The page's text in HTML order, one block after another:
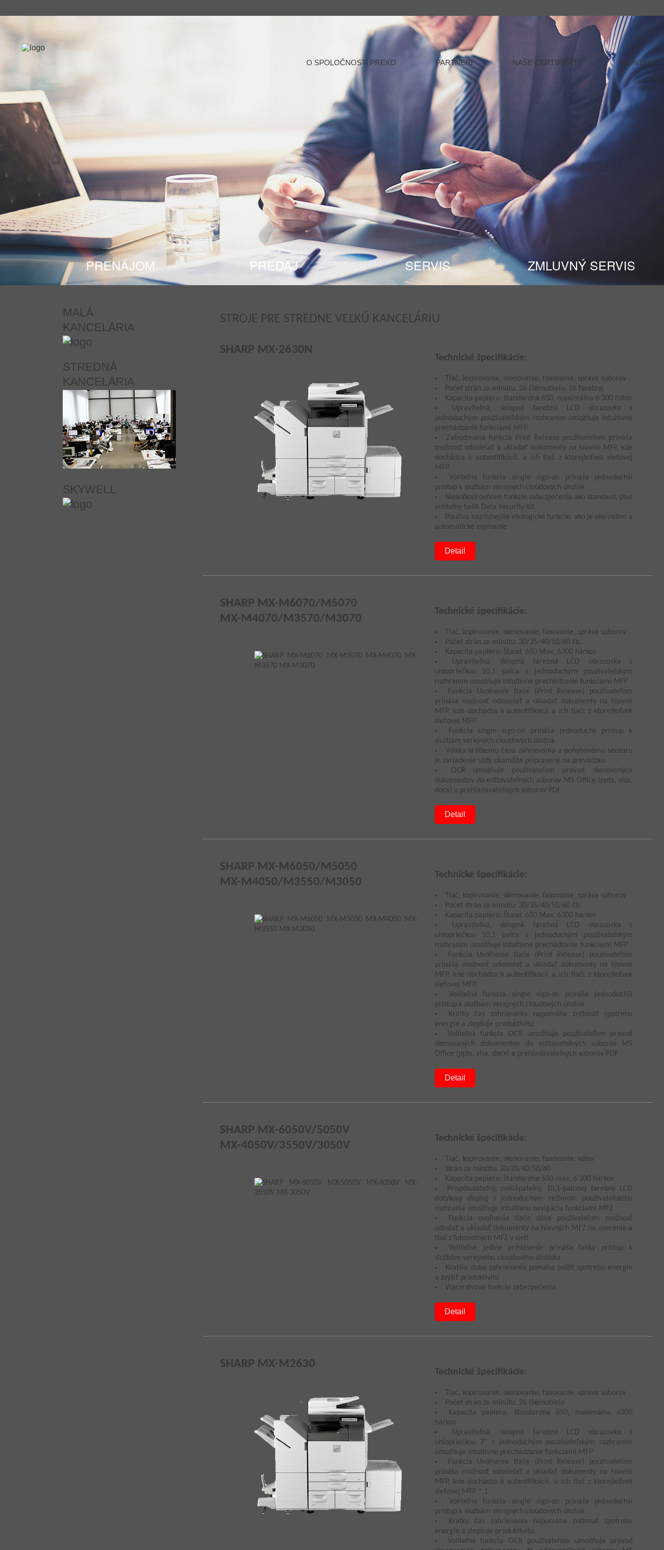
O SPOLOČNOSTI PREKO PARTNERI NAŠE CERTIFIKÁTY KONTAKT
PRENÁJOM PREDAJ SERVIS ZMLUVNÝ SERVIS
MALÁ
KANCELÁRIA
STREDNÁ
KANCELÁRIA
SKYWELL
STROJE PRE STREDNE VEĽKÚ KANCELÁRIU
SHARP MX-2630N
Technické špecifikácie:
Tlač, kopírovanie, skenovanie, faxovanie, správa súborov
Počet strán za minútu: 26 čiernobielo, 26 farebne
Kapacita papiera: štandardná 650, maximálna 6 300 listov
Upraviteľná, sklopná farebná LCD obrazovka s
jednoduchým používateľským rozhraním umožňuje intuitívne
prechádzanie funkciami MFP.
Zabudovaná funkcia Print Release používateľom prináša
možnosť odosielať a ukladať dokumenty na hlavnú MFP, kde
dochádza k autentifikácii, a ich tlač z ktorejkoľvek sieťovej
MFP.
Voliteľná funkcia single sign-on prináša jednoduchší
prístup k službám verejných cloudových úložísk
Niekoľkoúrovňové funkcie zabezpečenia ako štandard, plus
voliteľný balík Data Security Kit
Používa najrôznejšie ekologické funkcie, ako je eko-režim a
automatické vypínanie
Detail
SHARP MX-M6070/M5070
MX-M4070/M3570/M3070
Technické špecifikácie:
Tlač, kopírovanie, skenovanie, faxovanie, správa súborov
Počet strán za minútu: 30/35/40/50/60 čb.
Kapacita papiera: Štand. 650 Max. 6300 hárkov
Upraviteľná, sklopná farebná LCD obrazovka s
uhlopriečkou 10,1 palca s jednoduchým používateľským
rozhraním umožňuje intuitívne prechádzanie funkciami MFP
Funkcia Uvoľnenie tlače (Print Release) používateľom
prináša možnosť odosielať a ukladať dokumenty na hlavné
MFP, kde dochádza k autentifikácii a ich tlači z ktorejkoľvek
sieťovej MFP.
Funkcia single sign-on prináša jednoduchý prístup k
službám verejných cloudových úložísk
Vďaka krátkemu času zahrievania a pohybovému senzoru
je zariadenie vždy okamžite pripravené na prevádzku
OCR umožňuje používateľom prevod skenovaných
dokumentov do editovateľných súborov MS Office (pptx, xlsx,
docx) a prehľadávateľných súborov PDF
Detail
SHARP MX-M6050/M5050
MX-M4050/M3550/M3050
Technické špecifikácie:
Tlač, kopírovanie, skenovanie, faxovanie, správa súborov
Počet strán za minútu: 30/35/40/50/60 čb.
Kapacita papiera: Štand. 650 Max. 6300 hárkov
Upraviteľná, sklopná farebná LCD obrazovka s
uhlopriečkou 10,1 palca s jednoduchým používateľským
rozhraním umožňuje intuitívne prechádzanie funkciami MFP
Funkcia Uvoľnenie tlače (Print Release) používateľom
prináša možnosť odosielať a ukladať dokumenty na hlavné
MFP, kde dochádza k autentifikácii a ich tlači z ktorejkoľvek
sieťovej MFP.
Voliteľná funkcia single sign-on prináša jednoduchší
prístup k službám verejných cloudových úložísk
Krátky čas zahrievania napomáha znižovať spotrebu
energie a zlepšuje produktivitu.
Voliteľná funkcia OCR umožňuje používateľom prevod
skenovaných dokumentov do editovateľných súborov MS
Office (pptx, xlsx, docx) a prehľadávateľných súborov PDF
Detail
SHARP MX-6050V/5050V
MX-4050V/3550V/3050V
Technické špecifikácie:
Tlač, kopírovanie, skenovanie, faxovanie, súbor
Strán za minútu: 30/35/40/50/60
Kapacita papiera: štandardne 650 max. 6 300 hárkov
Prispôsobiteľný, naklápateľný 10,1-palcový farebný LCD
dotykový displej s jednoduchým režimom používateľského
rozhrania umožňuje intuitívnu navigáciu funkciami MFZ
Funkcia uvoľnenia tlače dáva používateľom možnosť
odoslať a ukladať dokumenty na hlavných MFZ na overenie a
tlač z ľubovoľných MFZ v sieti
Voliteľné jediné prihlásenie prináša ľahký prístup k
službám verejného cloudového úložiska
Kratšia doba zahrievania pomáha znížiť spotrebu energie
a zvýšiť produktivitu
Viacvrstvové funkcie zabezpečenia
Detail
SHARP MX-M2630
Technické špecifikácie:
Tlač, kopírovanie, skenovanie, faxovanie, správa súborov
Počet strán za minútu: 26 čiernobielo
Kapacita papiera: štandardná 650, maximálna 6300
hárkov
Upraviteľná, sklopná farebná LCD obrazovka s
uhlopriečkou 7“ s jednoduchým používateľským rozhraním
umožňuje intuitívne prechádzanie funkciami MFP
Funkcia Uvoľnenie tlače (Print Release) používateľom
prináša možnosť odosielať a ukladať dokumenty na hlavnú
MFP, kde dochádza k autentifikácii, a ich tlač z ktorejkoľvek
sieťovej MFP * 1
Voliteľná funkcia single sign-on prináša jednoduchší
prístup k službám verejných cloudových úložísk
Krátky čas zahrievania napomáha znižovať spotrebu
energie a zlepšuje produktivitu.
Voliteľná funkcia OCR používateľom umožňuje prevod